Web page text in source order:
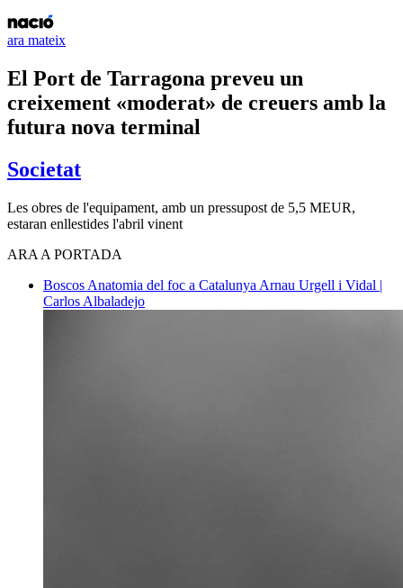
ara mateix
El Port de Tarragona preveu un
creixement «moderat» de creuers amb la
futura nova terminal
Societat
Les obres de l'equipament, amb un pressupost de 5,5 MEUR,
estaran enllestides l'abril vinent
ARA A PORTADA
Boscos Anatomia del foc a Catalunya Arnau Urgell i Vidal |
Carlos Albaladejo